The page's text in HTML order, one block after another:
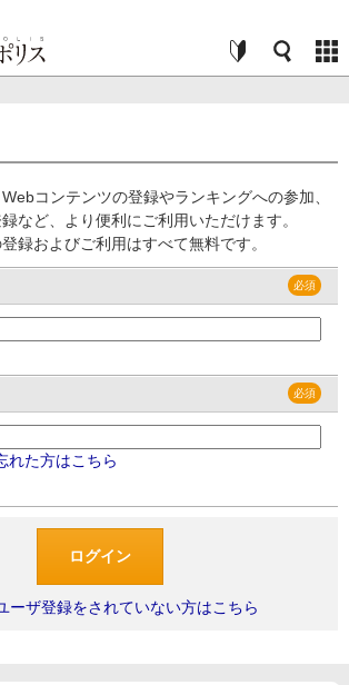
コンテンツの登録やランキングへの参加、
など、より便利にご利用いただけます。
録およびご利用はすべて無料です。
れた方はこちら
ーザ登録をされていない方はこちら